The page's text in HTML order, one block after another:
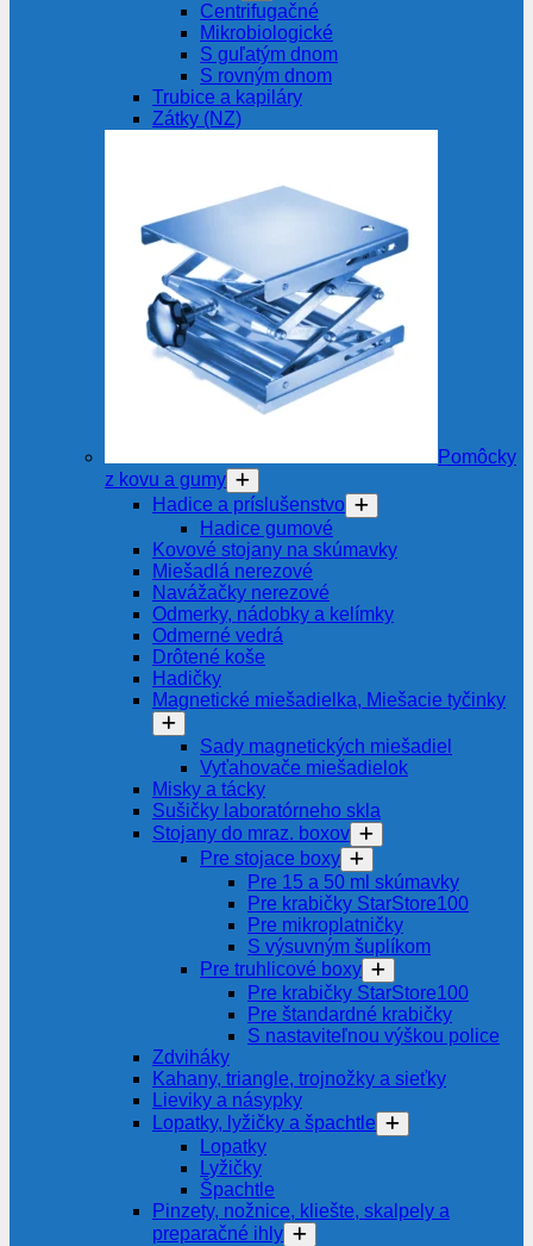
Centrifugačné
Mikrobiologické
S guľatým dnom
S rovným dnom
Trubice a kapiláry
Zátky (NZ)
Pomôcky
z kovu a gumy
Hadice a príslušenstvo
Hadice gumové
Kovové stojany na skúmavky
Miešadlá nerezové
Navážačky nerezové
Odmerky, nádobky a kelímky
Odmerné vedrá
Drôtené koše
Hadičky
Magnetické miešadielka, Miešacie tyčinky
Sady magnetických miešadiel
Vyťahovače miešadielok
Misky a tácky
Sušičky laboratórneho skla
Stojany do mraz. boxov
Pre stojace boxy
Pre 15 a 50 ml skúmavky
Pre krabičky StarStore100
Pre mikroplatničky
S výsuvným šuplíkom
Pre truhlicové boxy
Pre krabičky StarStore100
Pre štandardné krabičky
S nastaviteľnou výškou police
Zdviháky
Kahany, triangle, trojnožky a sieťky
Lieviky a násypky
Lopatky, lyžičky a špachtle
Lopatky
Lyžičky
Špachtle
Pinzety, nožnice, kliešte, skalpely a
preparačné ihly